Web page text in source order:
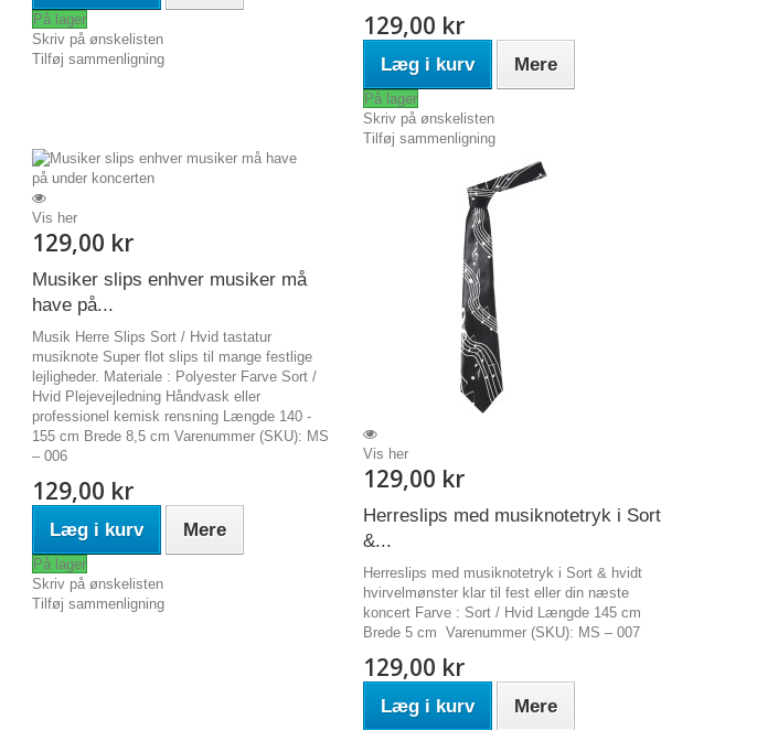
På lager
Skriv på ønskelisten
Tilføj sammenligning
129,00 kr
Læg i kurv Mere
På lager
Skriv på ønskelisten
Tilføj sammenligning
Vis her
129,00 kr
Musiker slips enhver musiker må
have på...
Musik Herre Slips Sort / Hvid tastatur
musiknote Super flot slips til mange festlige
lejligheder. Materiale : Polyester Farve Sort /
Hvid Plejevejledning Håndvask eller
professionel kemisk rensning Længde 140 -
155 cm Brede 8,5 cm Varenummer (SKU): MS
– 006
129,00 kr
Læg i kurv Mere
På lager
Skriv på ønskelisten
Tilføj sammenligning
Vis her
129,00 kr
Herreslips med musiknotetryk i Sort
&...
Herreslips med musiknotetryk i Sort & hvidt
hvirvelmønster klar til fest eller din næste
koncert Farve : Sort / Hvid Længde 145 cm
Brede 5 cm Varenummer (SKU): MS – 007
129,00 kr
Læg i kurv Mere